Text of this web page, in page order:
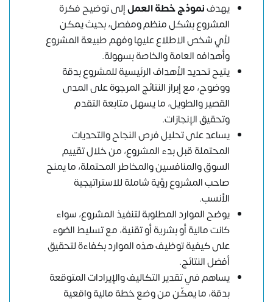
يهدفنموذج خطة العملإلى توضيح فكرة
المشروع بشكل منظم ومفصل، بحيث يمكن
لأي شخص الاطلاع عليها وفهم طبيعة المشروع
وأهدافه العامة والخاصة بسهولة.
يتيح تحديد الأهداف الرئيسية للمشروع بدقة
ووضوح، مع إبراز النتائج المرجوة على المدى
القصير والطويل، ما يسهل متابعة التقدم
وتحقيق الإنجازات.
يساعد على تحليل فرص النجاح والتحديات
المحتملة قبل بدء المشروع، من خلال تقييم
السوق والمنافسين والمخاطر المحتملة، ما يمنح
صاحب المشروع رؤية شاملة للاستراتيجية
الأنسب.
يوضح الموارد المطلوبة لتنفيذ المشروع، سواء
كانت مالية أو بشرية أو تقنية، مع تسليط الضوء
على كيفية توظيف هذه الموارد بكفاءة لتحقيق
أفضل النتائج.
يساهم في تقدير التكاليف والإيرادات المتوقعة
بدقة، ما يمكّن من وضع خطة مالية واقعية